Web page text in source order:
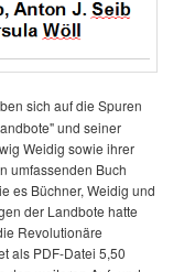
sich auf die Spuren
und seiner
Weidig sowie ihrer
umfassenden Buch
es Büchner, Weidig und
der Landbote hatte
Revolutionäre
als PDF-Datei 5,50